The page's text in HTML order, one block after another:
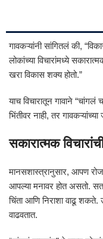
गावकऱ्यांनी सांगितलं की,
लोकांच्या विचारांमध्ये
खरा विकास शक्य होतो.”
याच विचारातून गावाने
भिंतीवर नाही, तर
सकारात्मक
मानसशास्त्रानुसार, आपण
आपल्या मनावर होत असतो.
चिंता आणि निराशा वाढू
वाढवतात.